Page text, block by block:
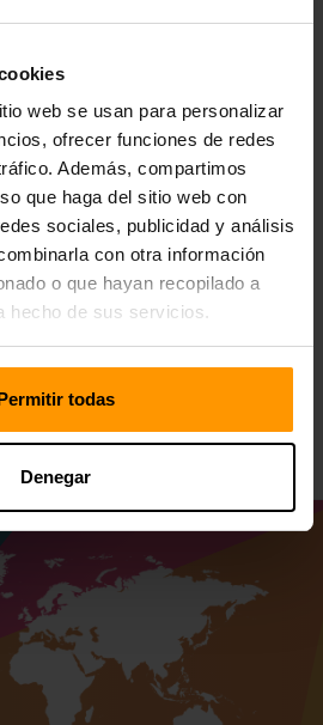
web se usan para personalizar
ofrecer funciones de redes
Además, compartimos
que haga del sitio web con
sociales, publicidad y análisis
con otra información
o que hayan recopilado a
hecho de sus servicios.
todas
Denegar
del servidor de juegos de
bases para una aventura
el entorno vibrante de Bellwright.
avanzada, servidores
control fácilmente fácil de usar,
a través de espacios
heroicas, disfrutando de
potentes Los hechizos, los
de ScalaCube aseguran la
para un viaje de juego
como su host del servidor
confianza sus exploraciones
rendimiento superior.